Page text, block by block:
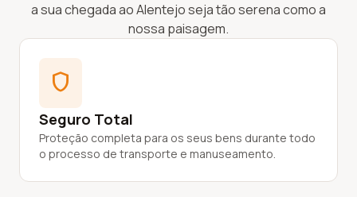
a sua chegada ao Alentejo seja tão serena como a
nossa paisagem.
shield
Seguro Total
Proteção completa para os seus bens durante todo
o processo de transporte e manuseamento.